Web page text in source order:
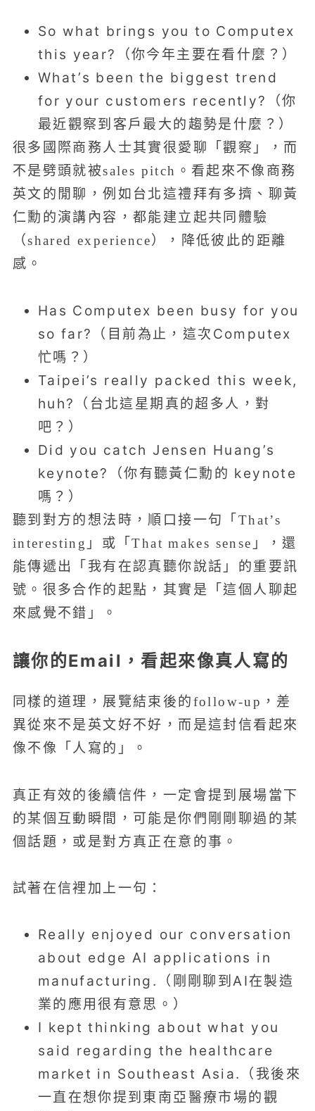
So what brings you to Computex
this year?（你今年主要在看什麼？）
What’s been the biggest trend
for your customers recently?（你
最近觀察到客戶最大的趨勢是什麼？）
很多國際商務人士其實很愛聊「觀察」，而
不是劈頭就被sales pitch。看起來不像商務
英文的閒聊，例如台北這禮拜有多擠、聊黃
仁勳的演講內容，都能建立起共同體驗
（shared experience），降低彼此的距離
感。
Has Computex been busy for you
so far?（目前為止，這次Computex
忙嗎？）
Taipei’s really packed this week,
huh?（台北這星期真的超多人，對
吧？）
Did you catch Jensen Huang’s
keynote?（你有聽黃仁勳的 keynote
嗎？）
聽到對方的想法時，順口接一句「That’s
interesting」或「That makes sense」，還
能傳遞出「我有在認真聽你說話」的重要訊
號。很多合作的起點，其實是「這個人聊起
來感覺不錯」。
讓你的Email，看起來像真人寫的
同樣的道理，展覽結束後的follow-up，差
異從來不是英文好不好，而是這封信看起來
像不像「人寫的」。
真正有效的後續信件，一定會提到展場當下
的某個互動瞬間，可能是你們剛剛聊過的某
個話題，或是對方真正在意的事。
試著在信裡加上一句：
Really enjoyed our conversation
about edge AI applications in
manufacturing.（剛剛聊到AI在製造
業的應用很有意思。）
I kept thinking about what you
said regarding the healthcare
market in Southeast Asia.（我後來
一直在想你提到東南亞醫療市場的觀